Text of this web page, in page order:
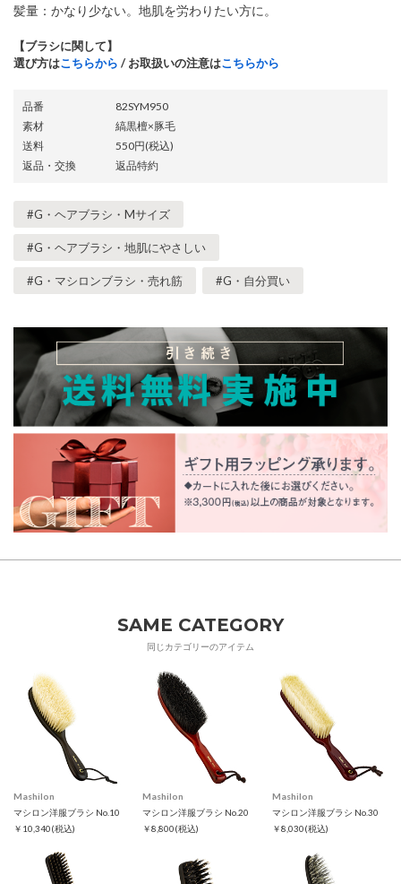
髪量：かなり少ない。地肌を労わりたい方に。
【ブラシに関して】
選び方はこちらから / お取扱いの注意はこちらから
品番
82SYM950
素材
縞黒檀×豚毛
送料
550円(税込)
返品・交換
返品特約
#G・ヘアブラシ・Mサイズ
#G・ヘアブラシ・地肌にやさしい
#G・マシロンブラシ・売れ筋 #G・自分買い
SAME CATEGORY
同じカテゴリーのアイテム
Mashilon
マシロン洋服ブラシ No.10
￥10,340(税込)
Mashilon
マシロン洋服ブラシ No.20
￥8,800(税込)
Mashilon
マシロン洋服ブラシ No.30
￥8,030(税込)